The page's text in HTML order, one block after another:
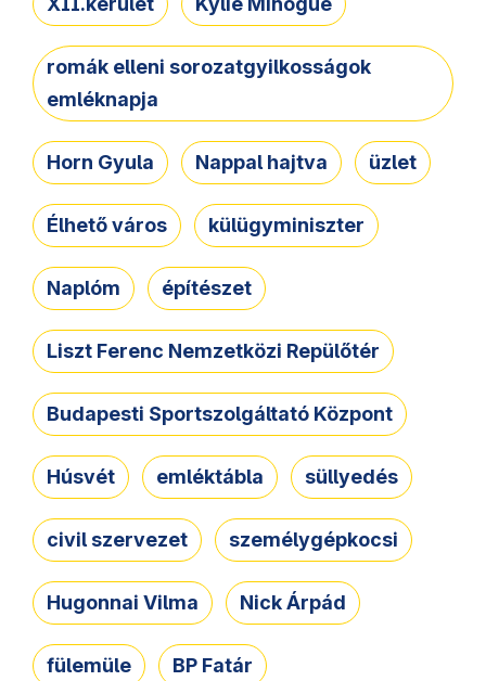
romák elleni sorozatgyilkosságok
emléknapja
Horn Gyula Nappal hajtva üzlet
Élhető város külügyminiszter
Naplóm építészet
Liszt Ferenc Nemzetközi Repülőtér
Budapesti Sportszolgáltató Központ
Húsvét emléktábla süllyedés
civil szervezet személygépkocsi
Hugonnai Vilma Nick Árpád
fülemüle BP Fatár